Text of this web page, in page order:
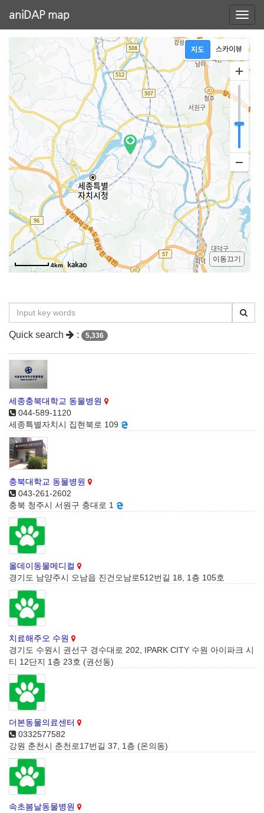
aniDAP map
4km
이동끄기
Quick search : 5,336
세종충북대학교 동물병원
044-589-1120
세종특별자치시 집현북로 109
충북대학교 동물병원
043-261-2602
충북 청주시 서원구 충대로 1
올데이동물메디컬
경기도 남양주시 오남읍 진건오남로512번길 18, 1층 105호
치료해주오 수원
경기도 수원시 권선구 경수대로 202, IPARK CITY 수원 아이파크 시
티 12단지 1층 23호 (권선동)
더본동물의료센터
0332577582
강원 춘천시 춘천로17번길 37, 1층 (온의동)
속초봄날동물병원